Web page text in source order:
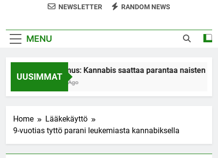
NEWSLETTER RANDOM NEWS
MENU
UUSIMMAT
Tutkimus: Kannabis saattaa parantaa naisten
7 Years Ago
Home
Lääkekäyttö
9-vuotias tyttö parani leukemiasta kannabiksella